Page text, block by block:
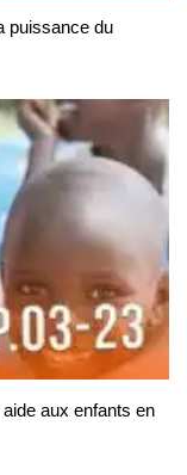
puissance du
aux enfants en